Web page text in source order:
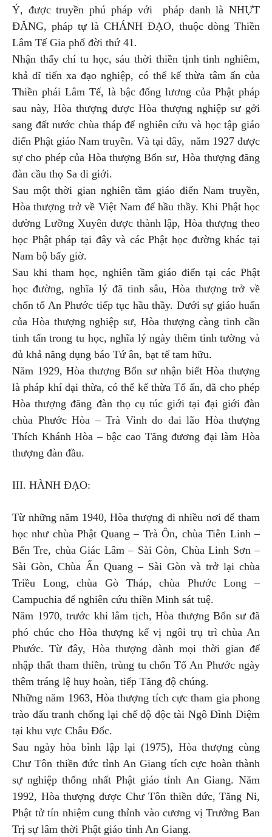
Ý, được truyền phú pháp với pháp danh là NHỰT
ĐĂNG, pháp tự là CHÁNH ĐẠO, thuộc dòng Thiền
Lâm Tế Gia phổ đời thứ 41.
Nhận thấy chí tu học, sáu thời thiền tịnh tinh nghiêm,
khả dĩ tiến xa đạo nghiệp, có thể kế thừa tâm ấn của
Thiền phái Lâm Tế, là bậc đống lương của Phật pháp
sau này, Hòa thượng được Hòa thượng nghiệp sư gởi
sang đất nước chùa tháp để nghiên cứu và học tập giáo
điển Phật giáo Nam truyền. Và tại đây, năm 1927 được
sự cho phép của Hòa thượng Bổn sư, Hòa thượng đăng
đàn cầu thọ Sa di giới.
Sau một thời gian nghiên tầm giáo điển Nam truyền,
Hòa thượng trở về Việt Nam để hầu thầy. Khi Phật học
đường Lưỡng Xuyên được thành lập, Hòa thượng theo
học Phật pháp tại đây và các Phật học đường khác tại
Nam bộ bấy giờ.
Sau khi tham học, nghiên tầm giáo điển tại các Phật
học đường, nghĩa lý đã tinh sâu, Hòa thượng trở về
chốn tổ An Phước tiếp tục hầu thầy. Dưới sự giáo huấn
của Hòa thượng nghiệp sư, Hòa thượng càng tinh cần
tinh tấn trong tu học, nghĩa lý ngày thêm tinh tường và
đủ khả năng dụng báo Tứ ân, bạt tế tam hữu.
Năm 1929, Hòa thượng Bổn sư nhận biết Hòa thượng
là pháp khí đại thừa, có thể kế thừa Tổ ấn, đã cho phép
Hòa thượng đăng đàn thọ cụ túc giới tại đại giới đàn
chùa Phước Hòa – Trà Vinh do đai lão Hòa thượng
Thích Khánh Hòa – bậc cao Tăng đương đại làm Hòa
thượng đàn đầu.
III. HÀNH ĐẠO:
Từ những năm 1940, Hòa thượng đi nhiều nơi để tham
học như chùa Phật Quang – Trà Ôn, chùa Tiên Linh –
Bến Tre, chùa Giác Lâm – Sài Gòn, Chùa Linh Sơn –
Sài Gòn, Chùa Ấn Quang – Sài Gòn và trở lại chùa
Triều Long, chùa Gò Tháp, chùa Phước Long –
Campuchia để nghiên cứu thiền Minh sát tuệ.
Năm 1970, trước khi lâm tịch, Hòa thượng Bổn sư đã
phó chúc cho Hòa thượng kế vị ngôi trụ trì chùa An
Phước. Từ đây, Hòa thượng dành mọi thời gian để
nhập thất tham thiền, trùng tu chốn Tổ An Phước ngày
thêm tráng lệ huy hoàn, tiếp Tăng độ chúng.
Những năm 1963, Hòa thượng tích cực tham gia phong
trào đấu tranh chống lại chế độ độc tài Ngô Đình Diệm
tại khu vực Châu Đốc.
Sau ngày hòa bình lập lại (1975), Hòa thượng cùng
Chư Tôn thiền đức tỉnh An Giang tích cực hoàn thành
sự nghiệp thống nhất Phật giáo tỉnh An Giang. Năm
1992, Hòa thượng được Chư Tôn thiền đức, Tăng Ni,
Phật tử tín nhiệm cung thỉnh vào cương vị Trưởng Ban
Trị sự lâm thời Phật giáo tỉnh An Giang.